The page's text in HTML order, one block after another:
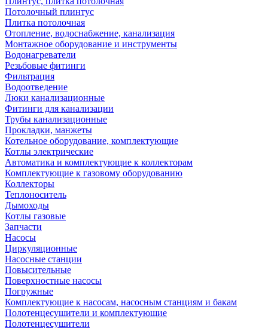
Потолочный плинтус
Плитка потолочная
Отопление, водоснабжение, канализация
Монтажное оборудование и инструменты
Водонагреватели
Резьбовые фитинги
Фильтрация
Водоотведение
Люки канализационные
Фитинги для канализации
Трубы канализационные
Прокладки, манжеты
Котельное оборудование, комплектующие
Котлы электрические
Автоматика и комплектующие к коллекторам
Комплектующие к газовому оборудованию
Коллекторы
Теплоноситель
Дымоходы
Котлы газовые
Запчасти
Насосы
Циркуляционные
Насосные станции
Повысительные
Поверхностные насосы
Погружные
Комплектующие к насосам, насосным станциям и бакам
Полотенцесушители и комплектующие
Полотенцесушители